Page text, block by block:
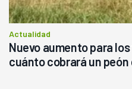
Actualidad
Nuevo aumento para
cuánto cobrará un peón